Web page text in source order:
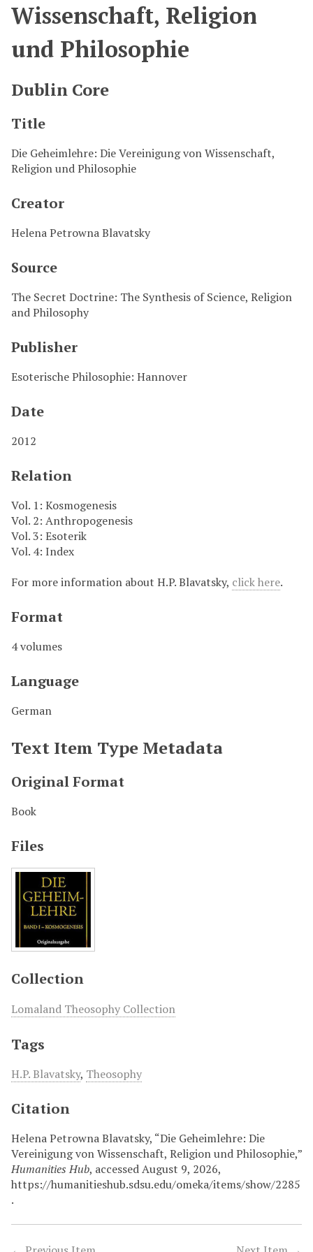
Wissenschaft, Religion
und Philosophie
Dublin Core
Title
Die Geheimlehre: Die Vereinigung von Wissenschaft,
Religion und Philosophie
Creator
Helena Petrowna Blavatsky
Source
The Secret Doctrine: The Synthesis of Science, Religion
and Philosophy
Publisher
Esoterische Philosophie: Hannover
Date
2012
Relation
Vol. 1: Kosmogenesis
Vol. 2: Anthropogenesis
Vol. 3: Esoterik
Vol. 4: Index
For more information about H.P. Blavatsky, click here.
Format
4 volumes
Language
German
Text Item Type Metadata
Original Format
Book
Files
Collection
Lomaland Theosophy Collection
Tags
H.P. Blavatsky, Theosophy
Citation
Helena Petrowna Blavatsky, “Die Geheimlehre: Die
Vereinigung von Wissenschaft, Religion und Philosophie,”
Humanities Hub, accessed August 9, 2026,
https://humanitieshub.sdsu.edu/omeka/items/show/2285
.